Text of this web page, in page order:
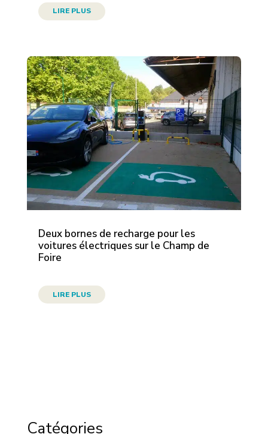
LIRE PLUS
Deux bornes de recharge pour les
voitures électriques sur le Champ de
Foire
LIRE PLUS
Catégories